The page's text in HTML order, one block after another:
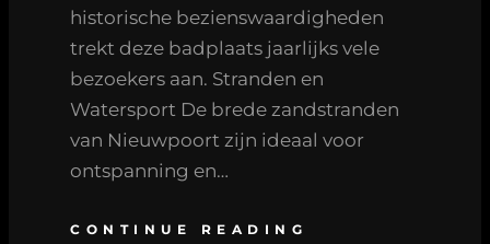
historische bezienswaardigheden
trekt deze badplaats jaarlijks vele
bezoekers aan. Stranden en
Watersport De brede zandstranden
van Nieuwpoort zijn ideaal voor
ontspanning en…
CONTINUE READING